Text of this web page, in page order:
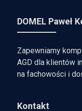
DOMEL Paweł
Zapewniamy
AGD dla klientów
na fachowości i
Kontakt